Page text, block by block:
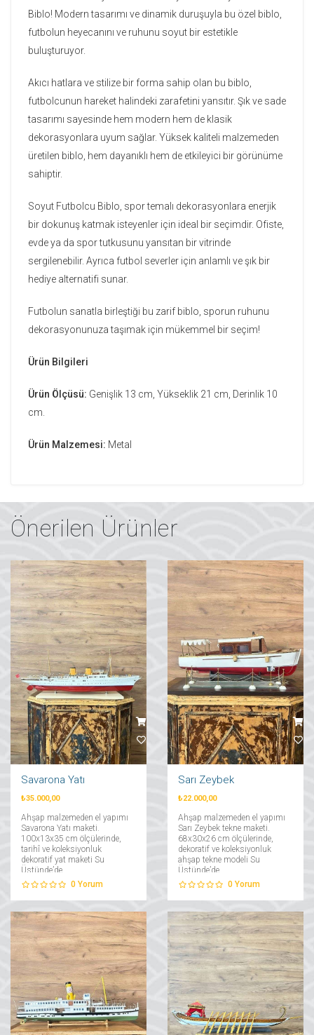
Biblo! Modern tasarımı ve dinamik duruşuyla bu özel biblo,
futbolun heyecanını ve ruhunu soyut bir estetikle
buluşturuyor.
Akıcı hatlara ve stilize bir forma sahip olan bu biblo,
futbolcunun hareket halindeki zarafetini yansıtır. Şık ve sade
tasarımı sayesinde hem modern hem de klasik
dekorasyonlara uyum sağlar. Yüksek kaliteli malzemeden
üretilen biblo, hem dayanıklı hem de etkileyici bir görünüme
sahiptir.
Soyut Futbolcu Biblo, spor temalı dekorasyonlara enerjik
bir dokunuş katmak isteyenler için ideal bir seçimdir. Ofiste,
evde ya da spor tutkusunu yansıtan bir vitrinde
sergilenebilir. Ayrıca futbol severler için anlamlı ve şık bir
hediye alternatifi sunar.
Futbolun sanatla birleştiği bu zarif biblo, sporun ruhunu
dekorasyonunuza taşımak için mükemmel bir seçim!
Ürün Bilgileri
Ürün Ölçüsü: Genişlik 13 cm, Yükseklik 21 cm, Derinlik 10
cm.
Ürün Malzemesi: Metal
Önerilen Ürünler
Savarona Yatı
₺35.000,00
Ahşap malzemeden el yapımı
Savarona Yatı maketi.
100x13x35 cm ölçülerinde,
tarihî ve koleksiyonluk
dekoratif yat maketi Su
Üstünde’de....
0 Yorum
Sarı Zeybek
₺22.000,00
Ahşap malzemeden el yapımı
Sarı Zeybek tekne maketi.
68x30x26 cm ölçülerinde,
dekoratif ve koleksiyonluk
ahşap tekne modeli Su
Üstünde’de....
0 Yorum